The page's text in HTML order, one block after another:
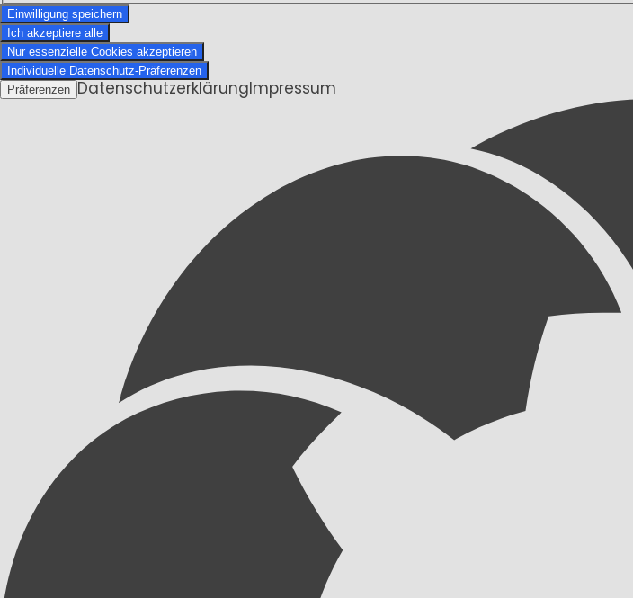
Einwilligung speichern
Ich akzeptiere alle
Nur essenzielle Cookies akzeptieren
Individuelle Datenschutz-Präferenzen
Präferenzen DatenschutzerklärungImpressum